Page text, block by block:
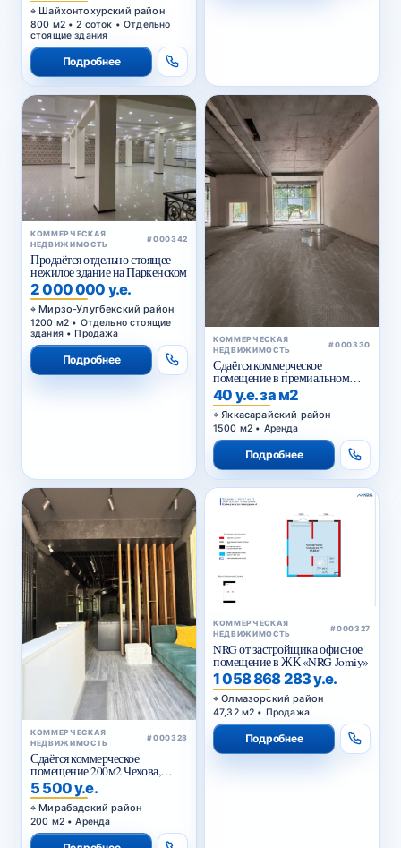
Шайхонтохурский район
800 м2 • 2 соток • Отдельно
стоящие здания
Подробнее
КОММЕРЧЕСКАЯ
НЕДВИЖИМОСТЬ
#000342
Продаётся отдельно стоящее
нежилое здание на Паркенском
2 000 000 у.е.
Мирзо-Улугбекский район
1200 м2 • Отдельно стоящие
здания • Продажа
Подробнее
КОММЕРЧЕСКАЯ
НЕДВИЖИМОСТЬ
#000330
Сдаётся коммерческое
помещение в премиальном
жилом комплексе
40 у.е. за м2
Яккасарайский район
1500 м2 • Аренда
Подробнее
КОММЕРЧЕСКАЯ
НЕДВИЖИМОСТЬ
#000328
Сдаётся коммерческое
помещение 200м2 Чехова,
Тараса Шевченко
5 500 у.е.
Мирабадский район
200 м2 • Аренда
КОММЕРЧЕСКАЯ
НЕДВИЖИМОСТЬ
#000327
NRG от застройщика офисное
помещение в ЖК «NRG Jomiy»
1 058 868 283 у.е.
Олмазорский район
47,32 м2 • Продажа
Подробнее